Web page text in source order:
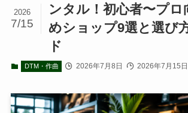
ンタル！初心者〜プロ
めショップ9選と選び
ド
2026
7/15
DTM・作曲 2026年7月8日 2026年7月15日